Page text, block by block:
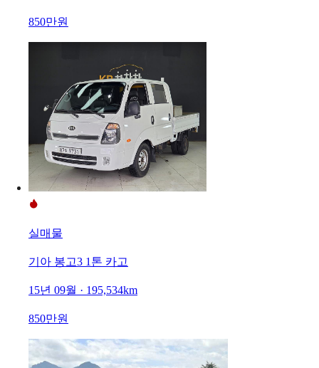
850만원
실매물
기아 봉고3 1톤 카고
15년 09월 · 195,534km
850만원